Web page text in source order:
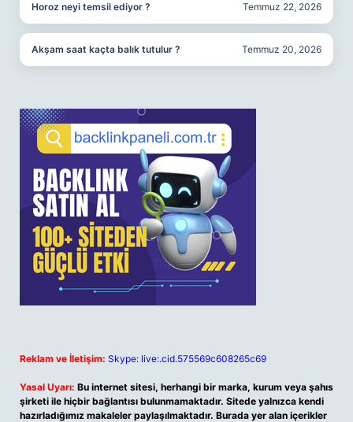
Horoz neyi temsil ediyor ? Temmuz 22, 2026
Akşam saat kaçta balık tutulur ? Temmuz 20, 2026
Reklam ve İletişim: Skype: live:.cid.575569c608265c69
Yasal Uyarı: Bu internet sitesi, herhangi bir marka, kurum veya şahıs
şirketi ile hiçbir bağlantısı bulunmamaktadır. Sitede yalnızca kendi
hazırladığımız makaleler paylaşılmaktadır. Burada yer alan içerikler